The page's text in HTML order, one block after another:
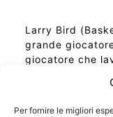
Per fornire le migliori
Larry Bird
grande
giocatore che